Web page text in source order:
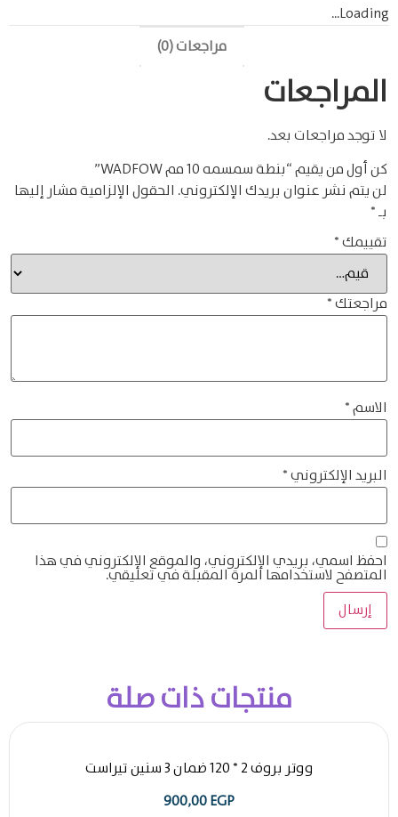
Loading...
مراجعات (0)
المراجعات
لا توجد مراجعات بعد.
كن أول من يقيم “بنطة سمسمه 10 مم WADFOW”
لن يتم نشر عنوان بريدك الإلكتروني. الحقول الإلزامية مشار إليها
بـ*
تقييمك*
مراجعتك*
الاسم*
البريد الإلكتروني*
احفظ اسمي، بريدي الإلكتروني، والموقع الإلكتروني في هذا
المتصفح لاستخدامها المرة المقبلة في تعليقي.
منتجات ذات صلة
ووتر بروف 2 * 120 ضمان 3 سنين تيراست
900,00EGP